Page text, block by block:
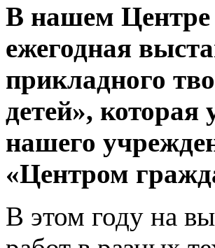
В нашем Центре
ежегодная
прикладного
детей», которая
нашего
«Центром
В этом году на